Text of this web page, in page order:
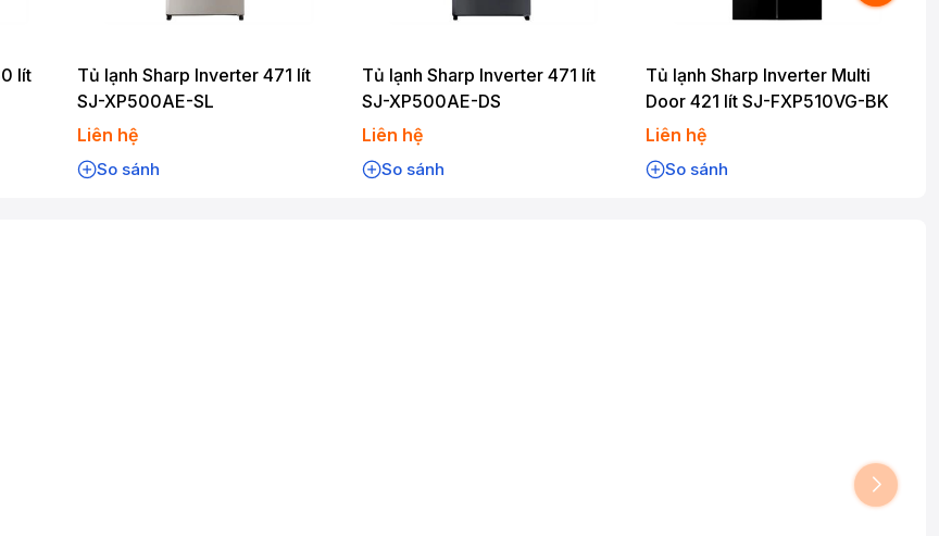
lít
Tủ lạnh Sharp Inverter 471 lít
SJ-XP500AE-SL
Liên hệ
So sánh
Tủ lạnh Sharp Inverter 471 lít
SJ-XP500AE-DS
Liên hệ
So sánh
Tủ lạnh Sharp Inverter Multi
Door 421 lít SJ-FXP510VG-BK
Liên hệ
So sánh